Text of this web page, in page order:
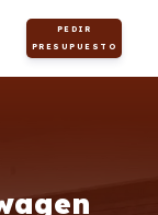
PEDIR
PRESUPUESTO